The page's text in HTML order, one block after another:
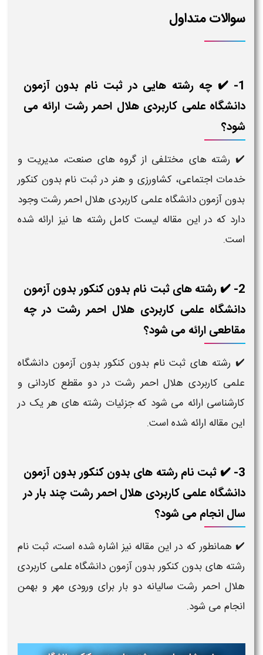
سوالات متداول
1- ✔️ چه رشته هایی در ثبت نام بدون آزمون
دانشگاه علمی کاربردی هلال احمر رشت ارائه می
شود؟
✔️ رشته های مختلفی از گروه های صنعت، مدیریت و
خدمات اجتماعی، کشاورزی و هنر در ثبت نام بدون کنکور
بدون آزمون دانشگاه علمی کاربردی هلال احمر رشت وجود
دارد که در این مقاله لیست کامل رشته ها نیز ارائه شده
است.
2- ✔️ رشته های ثبت نام بدون کنکور بدون آزمون
دانشگاه علمی کاربردی هلال احمر رشت در چه
مقاطعی ارائه می شود؟
✔️ رشته های ثبت نام بدون کنکور بدون آزمون دانشگاه
علمی کاربردی هلال احمر رشت در دو مقطع کاردانی و
کارشناسی ارائه می شود که جزئیات رشته های هر یک در
این مقاله ارائه شده است.
3- ✔️ ثبت نام رشته های بدون کنکور بدون آزمون
دانشگاه علمی کاربردی هلال احمر رشت چند بار در
سال انجام می شود؟
✔️ همانطور که در این مقاله نیز اشاره شده است، ثبت نام
رشته های بدون کنکور بدون آزمون دانشگاه علمی کاربردی
هلال احمر رشت سالیانه دو بار برای ورودی مهر و بهمن
انجام می شود.